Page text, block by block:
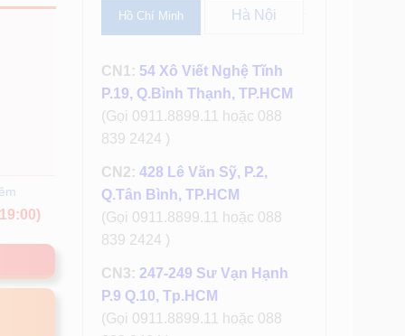
Hồ Chí Minh Hà Nội
CN1: 54 Xô Viết Nghệ Tĩnh
P.19, Q.Bình Thạnh, TP.HCM
(Gọi 0911.8899.11 hoặc 088
839 2424 )
CN2: 428 Lê Văn Sỹ, P.2,
Q.Tân Bình, TP.HCM
(Gọi 0911.8899.11 hoặc 088
839 2424 )
CN3: 247-249 Sư Vạn Hạnh
P.9 Q.10, Tp.HCM
(Gọi 0911.8899.11 hoặc 088